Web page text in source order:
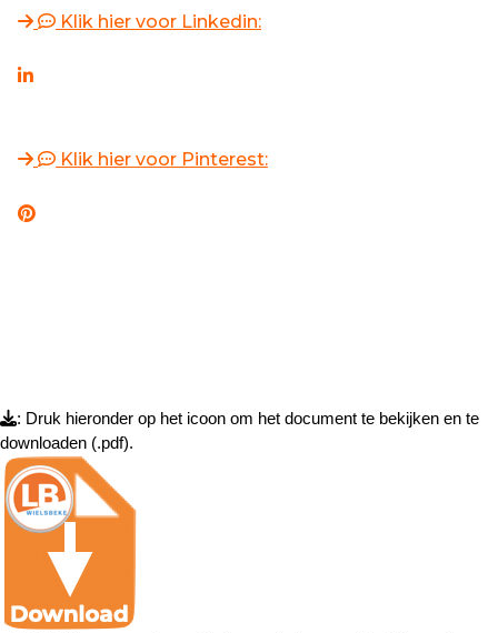
Klik hier voor Linkedin:
Klik hier voor Pinterest:
: Druk hieronder op het icoon om het document te bekijken en te
downloaden (.pdf).